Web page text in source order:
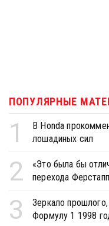
ПОПУЛЯРНЫЕ
1
В Honda
лошадиных сил
2
«Это была бы
перехода
3
Зеркало
Формулу 1 1998